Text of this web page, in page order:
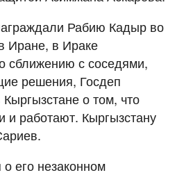
Рабию Кадыр во
Иране, в Ираке
сближению с соседями,
решения, Госдеп
о том, что
и работают. Кыргызстану
его незаконном